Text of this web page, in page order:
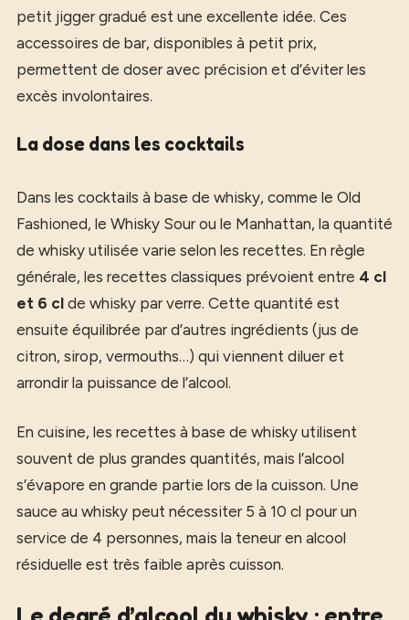
petit jigger gradué est une excellente idée. Ces
accessoires de bar, disponibles à petit prix,
permettent de doser avec précision et d’éviter les
excès involontaires.
La dose dans les cocktails
Dans les cocktails à base de whisky, comme le Old
Fashioned, le Whisky Sour ou le Manhattan, la quantité
de whisky utilisée varie selon les recettes. En règle
générale, les recettes classiques prévoient entre 4 cl
et 6 cl de whisky par verre. Cette quantité est
ensuite équilibrée par d’autres ingrédients (jus de
citron, sirop, vermouths…) qui viennent diluer et
arrondir la puissance de l’alcool.
En cuisine, les recettes à base de whisky utilisent
souvent de plus grandes quantités, mais l’alcool
s’évapore en grande partie lors de la cuisson. Une
sauce au whisky peut nécessiter 5 à 10 cl pour un
service de 4 personnes, mais la teneur en alcool
résiduelle est très faible après cuisson.